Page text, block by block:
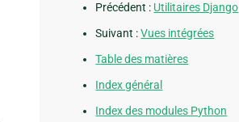
Précédent : Utilitaires Django
Suivant :Vues intégrées
Table des matières
Index général
Index des modules Python